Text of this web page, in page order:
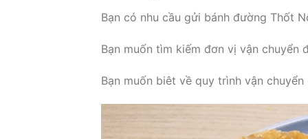
Bạn có nhu cầu gửi bánh đường Thốt
Bạn muốn tìm kiếm đơn vị vận chuyển
Bạn muốn biêt về quy trình vận